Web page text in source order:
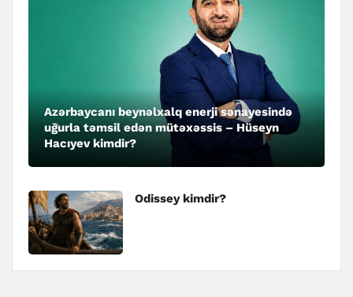
Azərbaycanı beynəlxalq enerji sənayesində
uğurla təmsil edən mütəxəssis – Hüseyn
Hacıyev kimdir?
Odissey kimdir?